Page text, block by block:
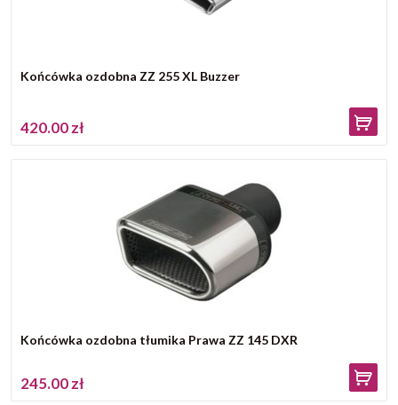
Końcówka ozdobna ZZ 255 XL Buzzer
420.00 zł
Końcówka ozdobna tłumika Prawa ZZ 145 DXR
245.00 zł